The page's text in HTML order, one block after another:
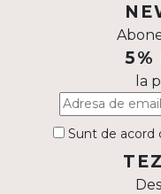
5%
la
Sunt de acord